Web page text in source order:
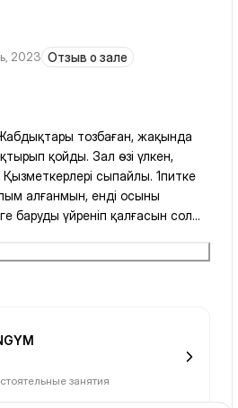
2023 Отзыв о зале
тозбаған, жақында
қойды. Зал өзі үлкен,
сыпайлы. 1питке
алғанмын, енді осыны
баруды үйреніп қалғасын сол
кішкене нашарлау, жаман
занятия